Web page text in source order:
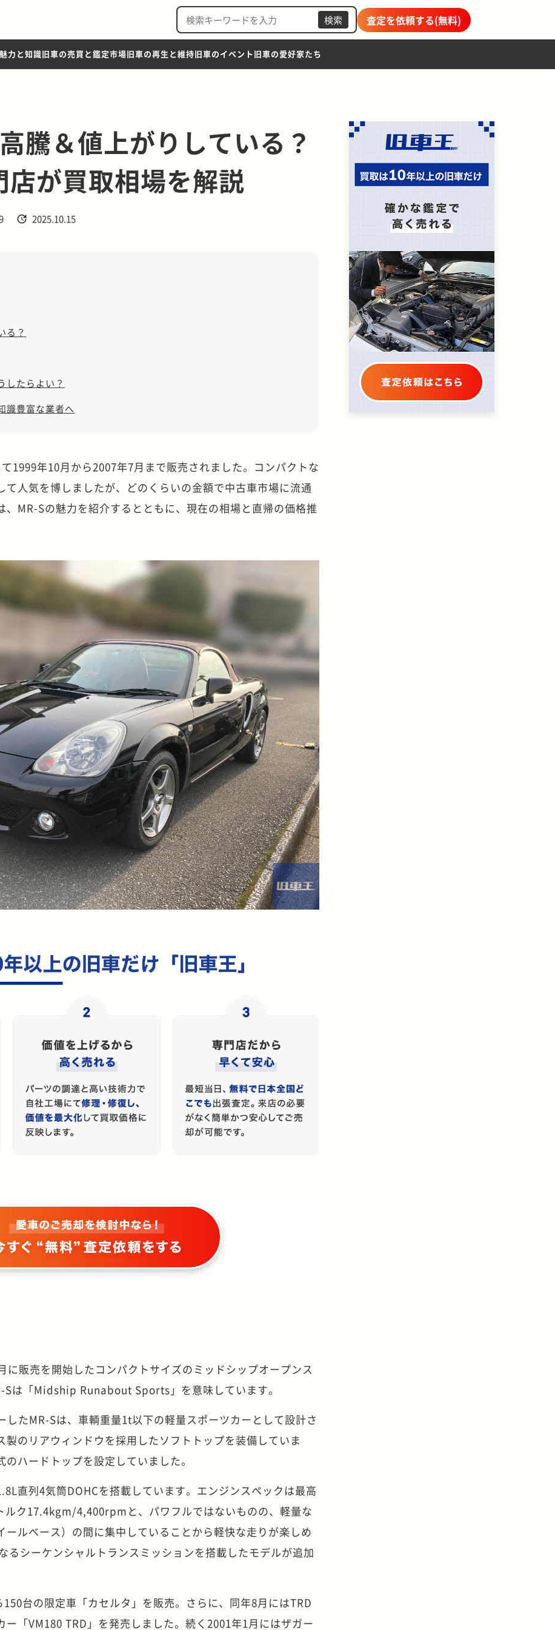
検索 査定を依頼する(無料)
力と知識旧車の売買と鑑定市場旧車の再生と維持旧車のイベント 旧車の愛好家たち
騰＆値上がりしている？
店が買取相場を解説
2025.10.15
る？
したらよい？
識豊富な業者へ
1999年10月から2007年7月まで販売されました。コンパクトな
て人気を博しましたが、どのくらいの金額で中古車市場に流通
MR-Sの魅力を紹介するとともに、現在の相場と直帰の価格推
に販売を開始したコンパクトサイズのミッドシップオープンス
Sは「Midship Runabout Sports」を意味しています。
したMR-Sは、車輌重量1t以下の軽量スポーツカーとして設計さ
製のリアウィンドウを採用したソフトトップを装備していま
ハードトップを設定していました。
直列4気筒DOHCを搭載しています。エンジンスペックは最高
ク17.4kgm/4,400rpmと、パワフルではないものの、軽量な
ールベース）の間に集中していることから軽快な走りが楽しめ
るシーケンシャルトランスミッションを搭載したモデルが追加
台の限定車「カセルタ」を販売。さらに、同年8月にはTRD
ー「VM180 TRD」を発売しました。続く2001年1月にはザガー